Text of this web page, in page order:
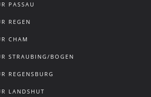
PASSAU
REGEN
CHAM
STRAUBING/BOGEN
REGENSBURG
LANDSHUT